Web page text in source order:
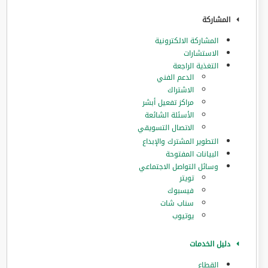
المشاركة
المشاركة الالكترونية
الاستشارات
التغذية الراجعة
الدعم الفني
الاشتراك
مراكز تفعيل أبشر
الأسئلة الشائعة
الاتصال التسويقي
التطوير المشترك والإبداع
البيانات المفتوحة
وسائل التواصل الاجتماعي
تويتر
فيسبوك
سناب شات
يوتيوب
دليل الخدمات
القطاع